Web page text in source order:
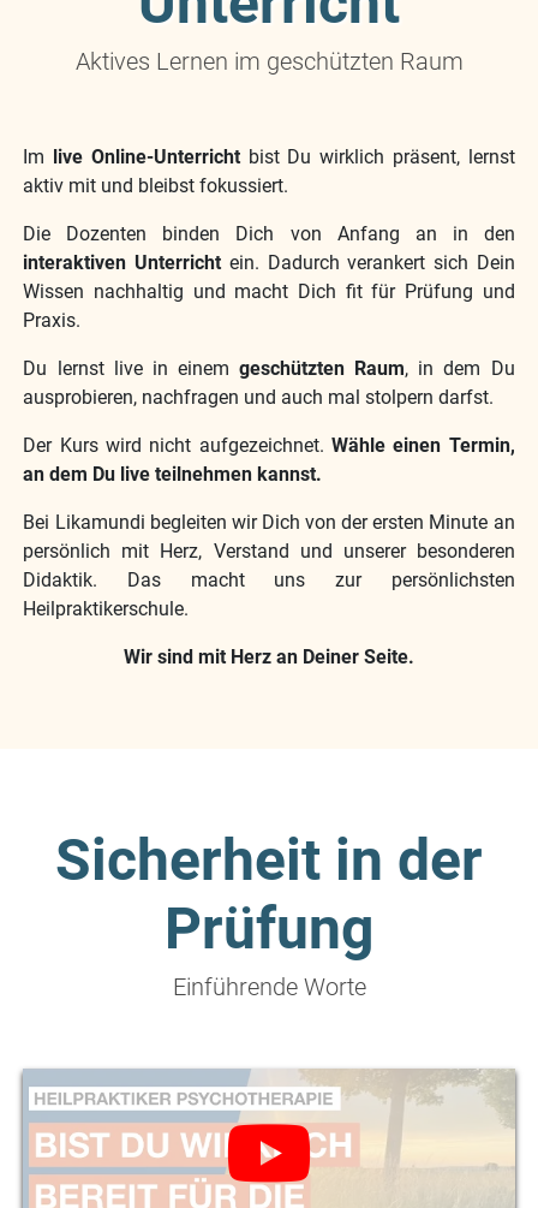
Aktives Lernen im geschützten Raum
Im live Online-Unterrichtbist Du wirklich präsent, lernst
aktiv mit und bleibst fokussiert.
Die Dozenten binden Dich von Anfang an in den
interaktiven Unterricht ein. Dadurch verankert sich Dein
Wissen nachhaltig und macht Dich fit für Prüfung und
Praxis.
Du lernst live in einemgeschützten Raum, in dem Du
ausprobieren, nachfragen und auch mal stolpern darfst.
Der Kurs wird nicht aufgezeichnet. Wähle einen Termin,
an dem Du live teilnehmen kannst.
Bei Likamundi begleiten wir Dich von der ersten Minute an
persönlich mit Herz, Verstand und unserer besonderen
Didaktik. Das macht uns zur persönlichsten
Heilpraktikerschule.
Wir sind mit Herz an Deiner Seite.
Sicherheit in der
Prüfung
Einführende Worte